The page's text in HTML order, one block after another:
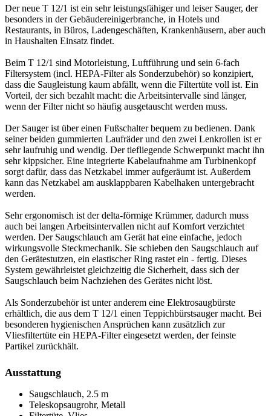
Der neue T 12/1 ist ein sehr leistungsfähiger und leiser Sauger, der
besonders in der Gebäudereinigerbranche, in Hotels und
Restaurants, in Büros, Ladengeschäften, Krankenhäusern, aber auch
in Haushalten Einsatz findet.
Beim T 12/1 sind Motorleistung, Luftführung und sein 6-fach
Filtersystem (incl. HEPA-Filter als Sonderzubehör) so konzipiert,
dass die Saugleistung kaum abfällt, wenn die Filtertüte voll ist. Ein
Vorteil, der sich bezahlt macht: die Arbeitsintervalle sind länger,
wenn der Filter nicht so häufig ausgetauscht werden muss.
Der Sauger ist über einen Fußschalter bequem zu bedienen. Dank
seiner beiden gummierten Laufräder und den zwei Lenkrollen ist er
sehr laufruhig und wendig. Der tiefliegende Schwerpunkt macht ihn
sehr kippsicher. Eine integrierte Kabelaufnahme am Turbinenkopf
sorgt dafür, dass das Netzkabel immer aufgeräumt ist. Außerdem
kann das Netzkabel am ausklappbaren Kabelhaken untergebracht
werden.
Sehr ergonomisch ist der delta-förmige Krümmer, dadurch muss
auch bei langen Arbeitsintervallen nicht auf Komfort verzichtet
werden. Der Saugschlauch am Gerät hat eine einfache, jedoch
wirkungsvolle Steckmechanik. Sie schieben den Saugschlauch auf
den Gerätestutzen, ein elastischer Ring rastet ein - fertig. Dieses
System gewährleistet gleichzeitig die Sicherheit, dass sich der
Saugschlauch beim Nachziehen des Gerätes nicht löst.
Als Sonderzubehör ist unter anderem eine Elektrosaugbürste
erhältlich, die aus dem T 12/1 einen Teppichbürstsauger macht. Bei
besonderen hygienischen Ansprüchen kann zusätzlich zur
Vliesfiltertüte ein HEPA-Filter eingesetzt werden, der feinste
Partikel zurückhält.
Ausstattung
Saugschlauch, 2.5 m
Teleskopsaugrohr, Metall